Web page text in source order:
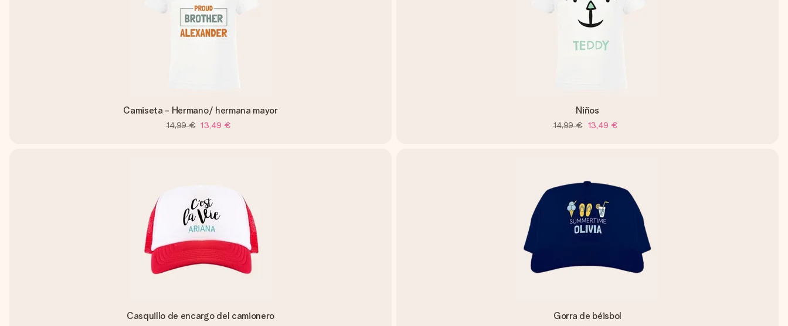
Camiseta - Hermano/ hermana mayor
14,99 € 13,49 €
Niños
14,99 € 13,49 €
Casquillo de encargo del camionero Gorra de béisbol